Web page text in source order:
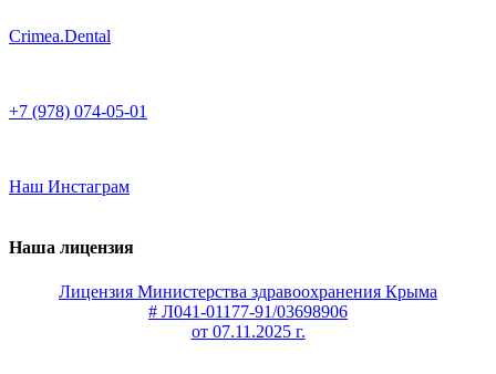
Crimea.Dental
+7 (978) 074-05-01
Наш Инстаграм
Наша лицензия
Лицензия Министерства здравоохранения Крыма
# Л041-01177-91/03698906
от 07.11.2025 г.